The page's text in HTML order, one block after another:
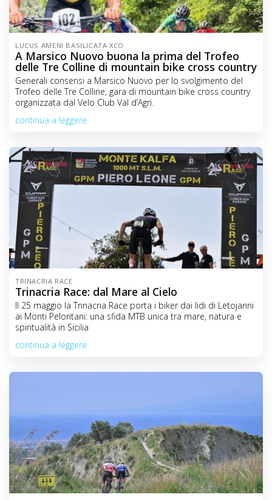
LUCUS AMENI BASILICATA XCO
A Marsico Nuovo buona la prima del Trofeo
delle Tre Colline di mountain bike cross country
Generali consensi a Marsico Nuovo per lo svolgimento del
Trofeo delle Tre Colline, gara di mountain bike cross country
organizzata dal Velo Club Val d’Agri.
continua a leggere
TRINACRIA RACE
Trinacria Race: dal Mare al Cielo
Il 25 maggio la Trinacria Race porta i biker dai lidi di Letojanni
ai Monti Peloritani: una sfida MTB unica tra mare, natura e
spiritualità in Sicilia
continua a leggere